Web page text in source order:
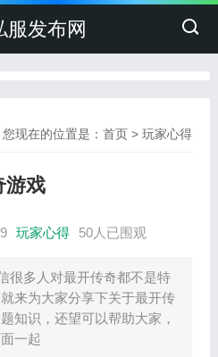
服发布网
您现在的位置是：首页 >玩家心得
游戏
玩家心得 50人已围观
很多人对最开传奇都不是特
来为大家分享下关于最开传
知识，还望可以帮助大家，
一起